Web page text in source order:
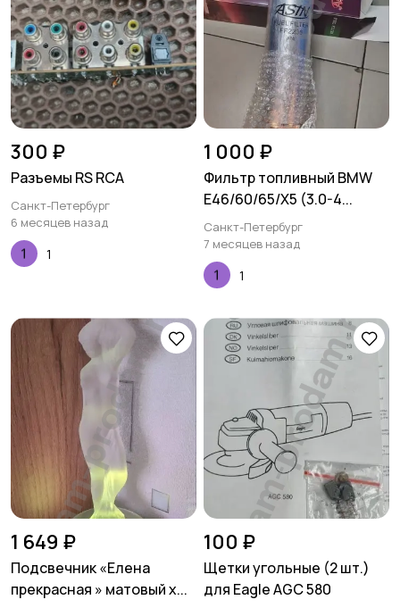
300 ₽
Разъемы RS RCA
Санкт-Петербург
6 месяцев назад
1
1 000 ₽
Фильтр топливный BMW
E46/60/65/X5 (3.0-4...
Санкт-Петербург
7 месяцев назад
1
1 649 ₽
Подсвечник «Елена
прекрасная » матовый х...
100 ₽
Щетки угольные (2 шт.)
для Eagle AGC 580